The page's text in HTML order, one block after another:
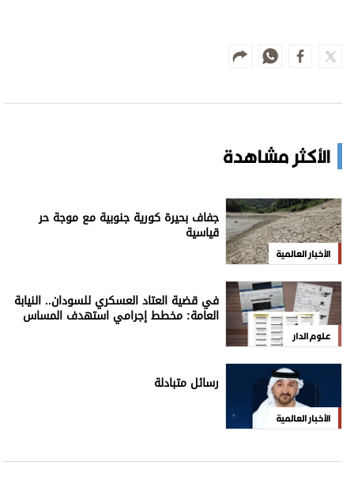
الأكثر مشاهدة
الأخبار العالمية
جفاف بحيرة كورية جنوبية مع موجة حر
قياسية
علوم الدار
في قضية العتاد العسكري للسودان.. النيابة
العامة: مخطط إجرامي استهدف المساس
الأخبار العالمية
رسائل متبادلة